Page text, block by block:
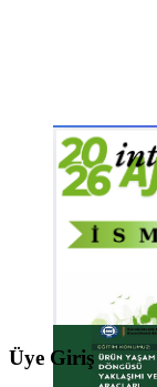
Üye Giriş